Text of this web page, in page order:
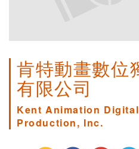
肯特動畫數位
有限公司
Kent Animation
Production, Inc.